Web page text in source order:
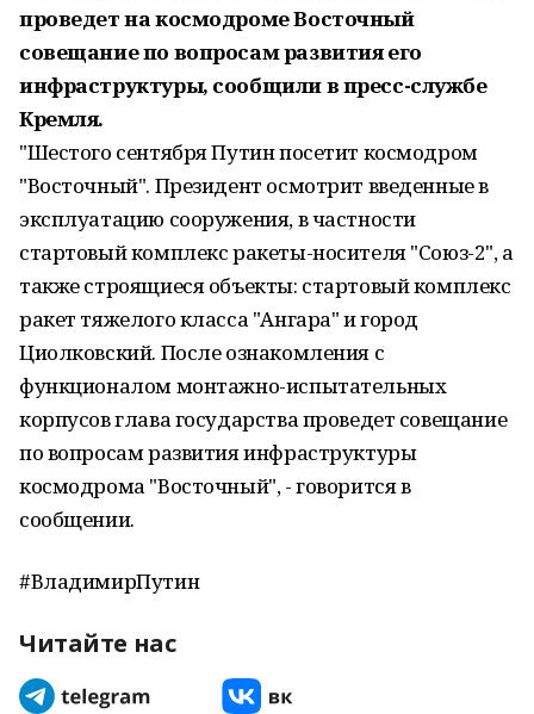
проведет на космодроме Восточный
совещание по вопросам развития его
инфраструктуры, сообщили в пресс-службе
Кремля.
"Шестого сентября Путин посетит космодром
"Восточный". Президент осмотрит введенные в
эксплуатацию сооружения, в частности
стартовый комплекс ракеты-носителя "Союз-2", а
также строящиеся объекты: стартовый комплекс
ракет тяжелого класса "Ангара" и город
Циолковский. После ознакомления с
функционалом монтажно-испытательных
корпусов глава государства проведет совещание
по вопросам развития инфраструктуры
космодрома "Восточный", - говорится в
сообщении.
#ВладимирПутин
Читайте нас